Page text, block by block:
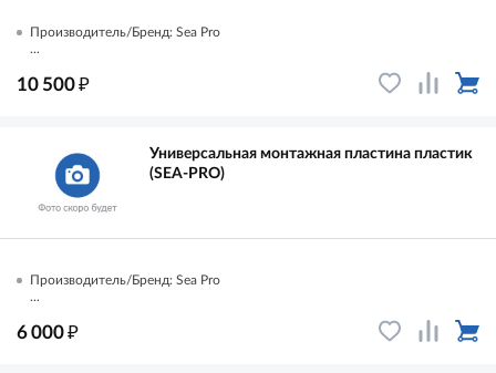
Производитель/Бренд: Sea Pro
...
10 500₽
Универсальная монтажная пластина пластик
(SEA-PRO)
Производитель/Бренд: Sea Pro
...
6 000₽